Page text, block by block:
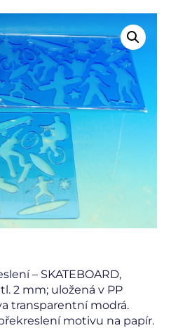
– SKATEBOARD,
2 mm; uložená v PP
transparentní modrá.
motivu na papír.